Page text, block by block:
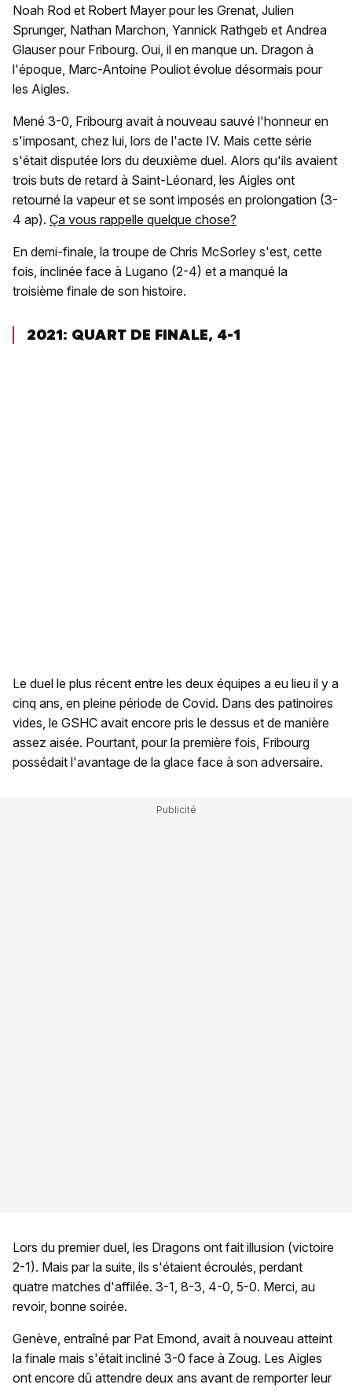
Noah Rod et Robert Mayer pour les Grenat, Julien
Sprunger, Nathan Marchon, Yannick Rathgeb et Andrea
Glauser pour Fribourg. Oui, il en manque un. Dragon à
l'époque, Marc-Antoine Pouliot évolue désormais pour
les Aigles.
Mené 3-0, Fribourg avait à nouveau sauvé l'honneur en
s'imposant, chez lui, lors de l'acte IV. Mais cette série
s'était disputée lors du deuxième duel. Alors qu'ils avaient
trois buts de retard à Saint-Léonard, les Aigles ont
retourné la vapeur et se sont imposés en prolongation (3-
4 ap). Ça vous rappelle quelque chose?
En demi-finale, la troupe de Chris McSorley s'est, cette
fois, inclinée face à Lugano (2-4) et a manqué la
troisième finale de son histoire.
2021: QUART DE FINALE, 4-1
Le duel le plus récent entre les deux équipes a eu lieu il y a
cinq ans, en pleine période de Covid. Dans des patinoires
vides, le GSHC avait encore pris le dessus et de manière
assez aisée. Pourtant, pour la première fois, Fribourg
possédait l'avantage de la glace face à son adversaire.
Lors du premier duel, les Dragons ont fait illusion (victoire
2-1). Mais par la suite, ils s'étaient écroulés, perdant
quatre matches d'affilée. 3-1, 8-3, 4-0, 5-0. Merci, au
revoir, bonne soirée.
Genève, entraîné par Pat Emond, avait à nouveau atteint
la finale mais s'était incliné 3-0 face à Zoug. Les Aigles
ont encore dû attendre deux ans avant de remporter leur